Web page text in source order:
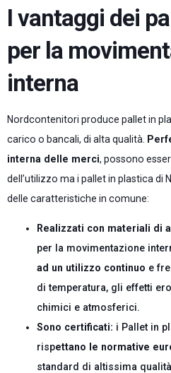
I vantaggi dei
per la
interna
Nordcontenitori produce pallet in
carico o bancali, di alta qualità.
interna delle merci, possono
dell’utilizzo ma i pallet in plastica
delle caratteristiche in comune:
Realizzati con materiali di
per la movimentazione
ad un utilizzo continuo e
di temperatura, gli effetti
chimici e atmosferici.
Sono certificati: i Pallet in
rispettano le normative
standard di altissima